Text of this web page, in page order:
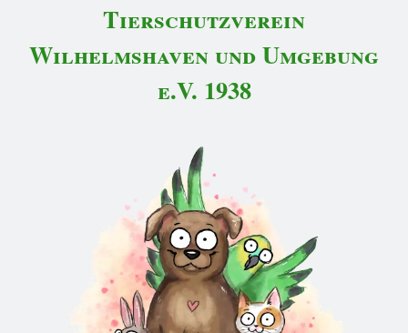
Tierschutzverein
Wilhelmshaven und Umgebung
e.V. 1938